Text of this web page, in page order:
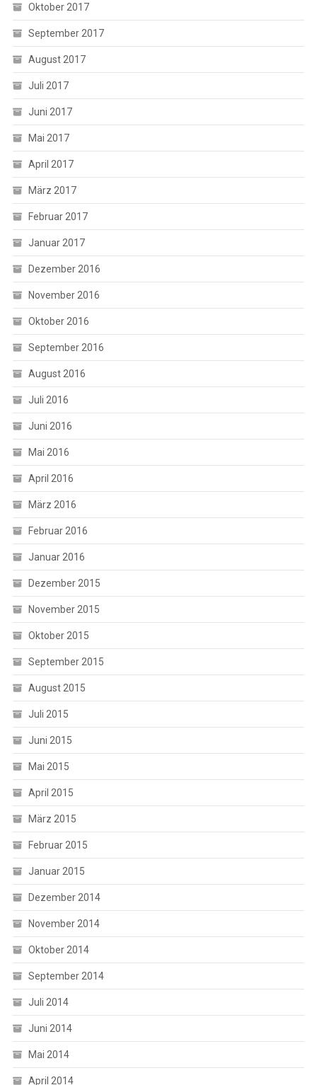
Oktober 2017
September 2017
August 2017
Juli 2017
Juni 2017
Mai 2017
April 2017
März 2017
Februar 2017
Januar 2017
Dezember 2016
November 2016
Oktober 2016
September 2016
August 2016
Juli 2016
Juni 2016
Mai 2016
April 2016
März 2016
Februar 2016
Januar 2016
Dezember 2015
November 2015
Oktober 2015
September 2015
August 2015
Juli 2015
Juni 2015
Mai 2015
April 2015
März 2015
Februar 2015
Januar 2015
Dezember 2014
November 2014
Oktober 2014
September 2014
Juli 2014
Juni 2014
Mai 2014
April 2014